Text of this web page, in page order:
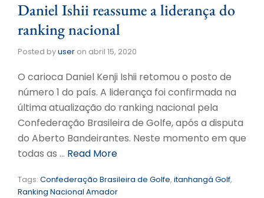
Daniel Ishii reassume a liderança do
ranking nacional
Posted byuser on abril 15, 2020
O carioca Daniel Kenji Ishii retomou o posto de
número 1 do país. A liderança foi confirmada na
última atualização do ranking nacional pela
Confederação Brasileira de Golfe, após a disputa
do Aberto Bandeirantes. Neste momento em que
todas as … Read More
Tags: Confederação Brasileira de Golfe, itanhangá Golf,
Ranking Nacional Amador